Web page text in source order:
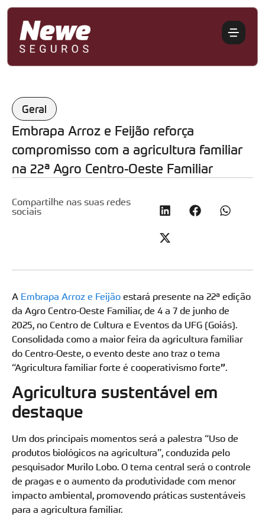
Geral
Embrapa Arroz e Feijão reforça
compromisso com a agricultura familiar
na 22ª Agro Centro-Oeste Familiar
Compartilhe nas suas redes
sociais
A Embrapa Arroz e Feijão estará presente na 22ª edição
da Agro Centro-Oeste Familiar, de 4 a 7 de junho de
2025, no Centro de Cultura e Eventos da UFG (Goiás).
Consolidada como a maior feira da agricultura familiar
do Centro-Oeste, o evento deste ano traz o tema
“Agricultura familiar forte é cooperativismo forte”.
Agricultura sustentável em
destaque
Um dos principais momentos será a palestra “Uso de
produtos biológicos na agricultura”, conduzida pelo
pesquisador Murilo Lobo. O tema central será o controle
de pragas e o aumento da produtividade com menor
impacto ambiental, promovendo práticas sustentáveis
para a agricultura familiar.